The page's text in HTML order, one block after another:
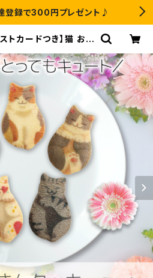
登録で300円プレゼント♪
トカードつき】猫 お菓
くとりーLABO ｜ ア
恐竜 のお菓子の通販